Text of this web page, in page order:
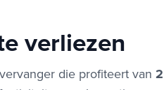
verliezen
die profiteert van